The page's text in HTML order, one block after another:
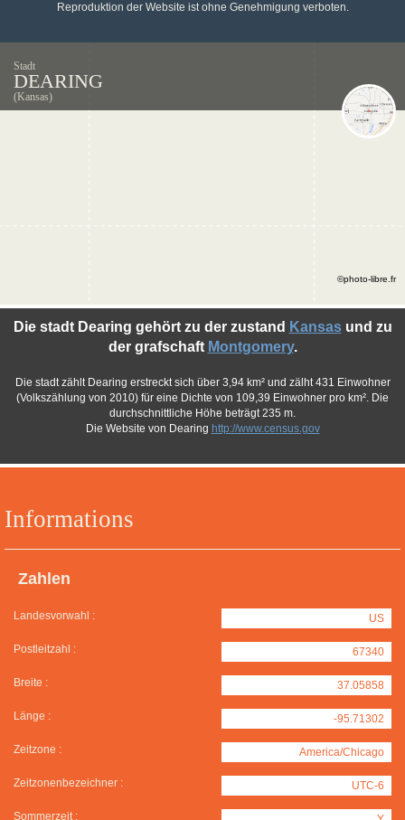
Reproduktion der Website ist ohne Genehmigung verboten.
Stadt
DEARING
(Kansas)
Informations
Zahlen
Landesvorwahl : US
Postleitzahl : 67340
Breite : 37.05858
Länge : -95.71302
Zeitzone : America/Chicago
Zeitzonenbezeichner : UTC-6
Sommerzeit :
Die stadt Dearing gehört zu der zustand Kansasund zu
der grafschaft Montgomery.
Die stadt zählt Dearing erstreckt sich über 3,94 km² und zälht 431 Einwohner
(Volkszählung von 2010) für eine Dichte von 109,39 Einwohner pro km². Die
durchschnittliche Höhe beträgt 235 m.
Die Website von Dearing http://www.census.gov
©photo-libre.fr